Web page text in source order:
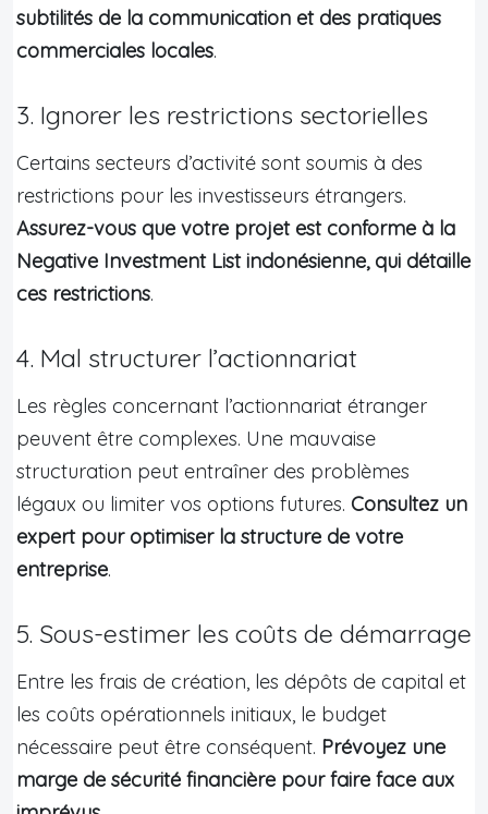
subtilités de la communication et des pratiques
commerciales locales.
3. Ignorer les restrictions sectorielles
Certains secteurs d’activité sont soumis à des
restrictions pour les investisseurs étrangers.
Assurez-vous que votre projet est conforme à la
Negative Investment List indonésienne, qui détaille
ces restrictions.
4. Mal structurer l’actionnariat
Les règles concernant l’actionnariat étranger
peuvent être complexes. Une mauvaise
structuration peut entraîner des problèmes
légaux ou limiter vos options futures. Consultez un
expert pour optimiser la structure de votre
entreprise.
5. Sous-estimer les coûts de démarrage
Entre les frais de création, les dépôts de capital et
les coûts opérationnels initiaux, le budget
nécessaire peut être conséquent. Prévoyez une
marge de sécurité financière pour faire face aux